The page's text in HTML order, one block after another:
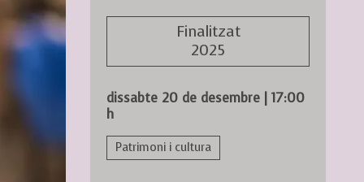
Finalitzat
2025
dissabte 20 de desembre | 17:00
h
Patrimoni i cultura